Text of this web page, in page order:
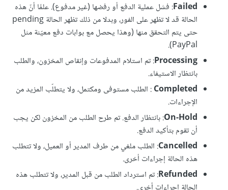
Failed: فشل عملية الدفع أو رفضها (غير مدفوع). علمًا أنّ هذه
الحالة قد لا تظهر على الفور، وبدلا من ذلك تظهر الحالة pending
حتى يتم التحقق منها (وهذا يحصل مع بوابات دفع معيّنة مثل
PayPal).
Processing: تم استلام المدفوعات وإنقاص المخزون، والطلب
بانتظار الاستيفاء.
Completed: الطلب مستوفى ومكتمل، ولا يتطلّب المزيد من
الإجراءات.
On-Hold: بانتظار الدفع. تم طرح الطلب من المخزون لكن يجب
أن تقوم بتأكيد الدفع.
Cancelled: الطلب ملغي من طرف المدير أو العميل، ولا تتطلب
هذه الحالة إجراءات أخرى.
Refunded: تم استرداد الطلب من قبل المدير، ولا تتطلب هذه